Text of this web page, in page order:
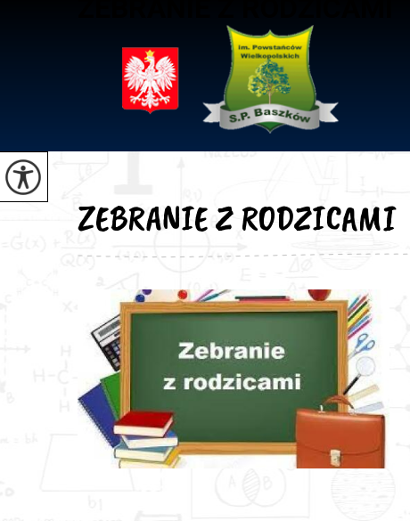
ZEBRANIE Z RODZICAMI